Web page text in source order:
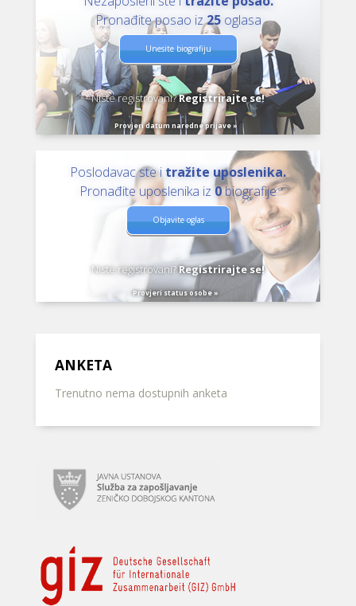
Pronađite posao iz25oglasa
Unesite biografiju
Niste registrovani?Registrirajte se!
Provjeri datum naredne prijave »
Poslodavac ste i tražite uposlenika.
Pronađite uposlenika iz 0biografije
Objavite oglas
Niste registrovani?Registrirajte se!
Provjeri status osobe »
ANKETA
Trenutno nema dostupnih anketa